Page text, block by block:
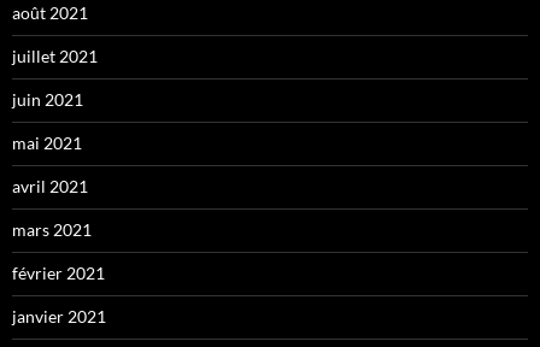
août 2021
juillet 2021
juin 2021
mai 2021
avril 2021
mars 2021
février 2021
janvier 2021